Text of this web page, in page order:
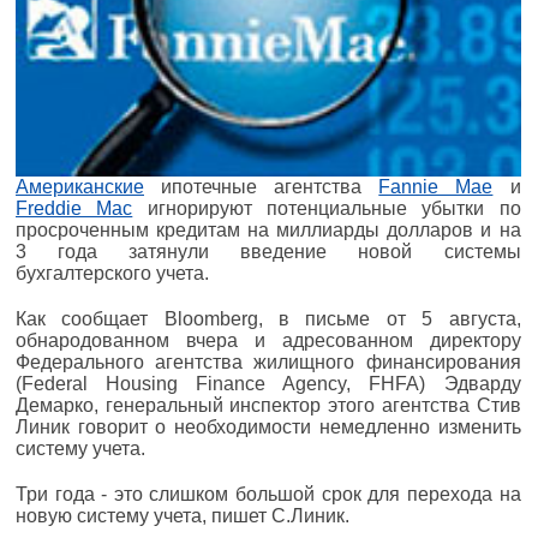
Американские ипотечные агентства Fannie Mae и
Freddie Mac игнорируют потенциальные убытки по
просроченным кредитам на миллиарды долларов и на
3 года затянули введение новой системы
бухгалтерского учета.
Как сообщает Bloomberg, в письме от 5 августа,
обнародованном вчера и адресованном директору
Федерального агентства жилищного финансирования
(Federal Housing Finance Agency, FHFA) Эдварду
Демарко, генеральный инспектор этого агентства Стив
Линик говорит о необходимости немедленно изменить
систему учета.
Три года - это слишком большой срок для перехода на
новую систему учета, пишет С.Линик.